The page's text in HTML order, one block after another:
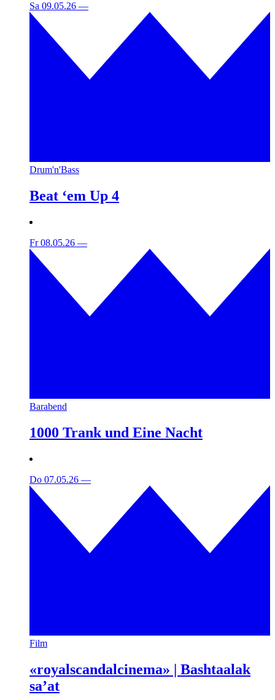
Sa 09.05.26 —
Drum'n'Bass
Beat ‘em Up 4
Fr 08.05.26 —
Barabend
1000 Trank und Eine Nacht
Do 07.05.26 —
Film
«royalscandalcinema» | Bashtaalak
sa’at